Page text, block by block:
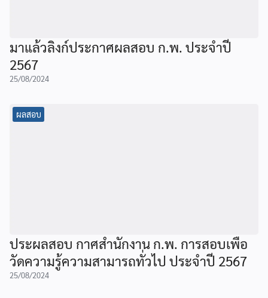
มาแล้วลิงก์ประกาศผลสอบ ก.พ. ประจำปี
2567
25/08/2024
ผลสอบ
ประผลสอบ กาศสำนักงาน ก.พ. การสอบเพื่อ
วัดความรู้ความสามารถทั่วไป ประจำปี 2567
25/08/2024